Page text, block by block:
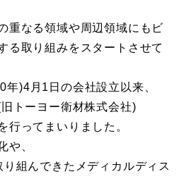
重なる領域や周辺領域にもビ
る取り組みをスタートさせて
)4月1日の会社設立以来、
トーヨー衛材株式会社)
行ってまいりました。
や、
組んできたメディカルディス